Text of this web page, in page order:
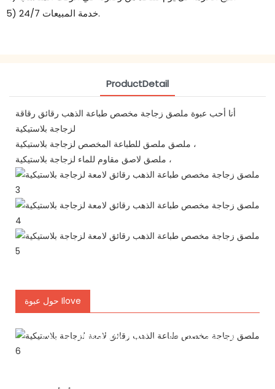
5) 24/7 خدمة المبيعات.
ProductDetail
أنا أحب عبوة ملصق زجاجة مخصص طباعة الذهب رقائق رقاقة
لزجاجة بلاستيكية
ملصق ملصق للطباعة المخصص لزجاجة بلاستيكية ،
ملصق لاصق مقاوم للماء لزجاجة بلاستيكية ،
حول عبوة Ilove
نحن نقدم OEM&ODM مخصصة حلول حلول من الورق